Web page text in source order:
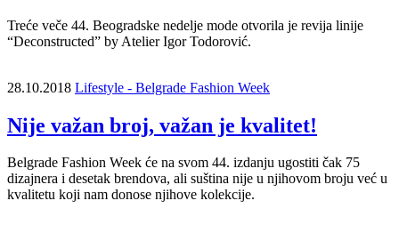
Treće veče 44. Beogradske nedelje mode otvorila je revija linije
“Deconstructed” by Atelier Igor Todorović.
28.10.2018 Lifestyle - Belgrade Fashion Week
Nije važan broj, važan je kvalitet!
Belgrade Fashion Week će na svom 44. izdanju ugostiti čak 75
dizajnera i desetak brendova, ali suština nije u njihovom broju već u
kvalitetu koji nam donose njihove kolekcije.